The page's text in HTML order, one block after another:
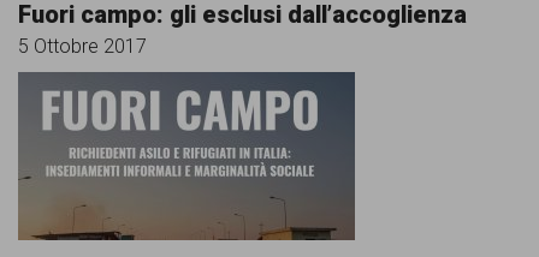
Fuori campo: gli esclusi dall’accoglienza
5 Ottobre 2017